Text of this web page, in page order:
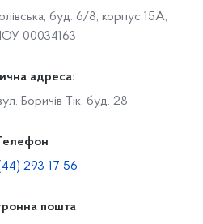
буд. 6/8, корпус 15А,
00034163
адреса:
Боричів Тік, буд. 28
293-17-56
пошта